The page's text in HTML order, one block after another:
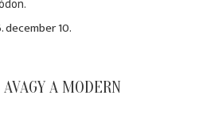
december 10.
A MODERN